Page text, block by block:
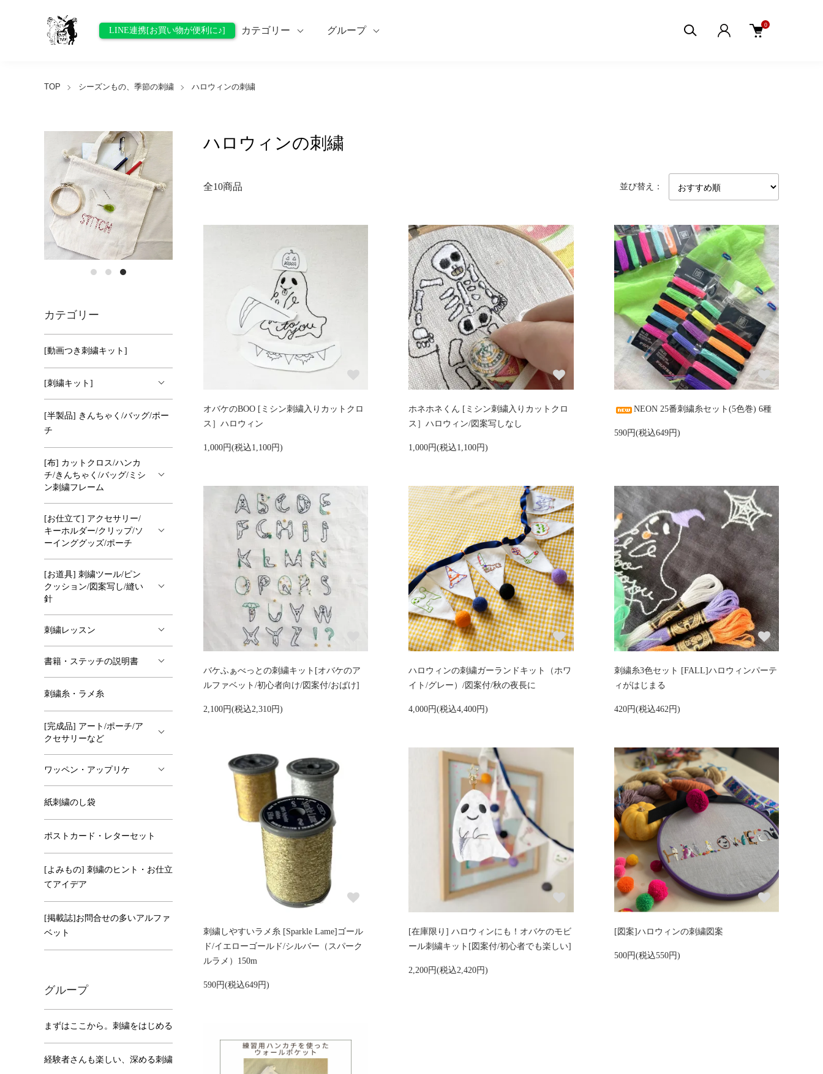
LINE連携[お買い物が便利に♪] カテゴリー グループ
0
TOP シーズンもの、季節の刺繍 ハロウィンの刺繍
ハロウィンの刺繍
全10商品 並び替え：
オバケのBOO [ミシン刺繍入りカットクロ
ス］ハロウィン
1,000円(税込1,100円)
ホネホネくん [ミシン刺繍入りカットクロ
ス］ハロウィン/図案写しなし
1,000円(税込1,100円)
NEON 25番刺繍糸セット(5色巻) 6種
590円(税込649円)
バケふぁべっとの刺繍キット[オバケのア
ルファベット/初心者向け/図案付/おばけ]
2,100円(税込2,310円)
ハロウィンの刺繍ガーランドキット（ホワ
イト/グレー）/図案付/秋の夜長に
4,000円(税込4,400円)
刺繍糸3色セット [FALL]ハロウィンパーテ
ィがはじまる
420円(税込462円)
刺繍しやすいラメ糸 [Sparkle Lame]ゴール
ド/イエローゴールド/シルバー（スパーク
ルラメ）150m
590円(税込649円)
[在庫限り] ハロウィンにも！オバケのモビ
ール刺繍キット[図案付/初心者でも楽しい]
2,200円(税込2,420円)
[図案]ハロウィンの刺繍図案
500円(税込550円)
カテゴリー
[動画つき刺繍キット]
[刺繍キット]
[半製品] きんちゃく/バッグ/ポー
チ
[布] カットクロス/ハンカ
チ/きんちゃく/バッグ/ミシ
ン刺繍フレーム
[お仕立て] アクセサリー/
キーホルダー/クリップ/ソ
ーインググッズ/ポーチ
[お道具] 刺繍ツール/ピン
クッション/図案写し/縫い
針
刺繍レッスン
書籍・ステッチの説明書
刺繍糸・ラメ糸
[完成品] アート/ポーチ/ア
クセサリーなど
ワッペン・アップリケ
紙刺繍のし袋
ポストカード・レターセット
[よみもの] 刺繍のヒント・お仕立
てアイデア
[掲載誌]お問合せの多いアルファ
ベット
グループ
まずはここから。刺繍をはじめる
経験者さんも楽しい、深める刺繍